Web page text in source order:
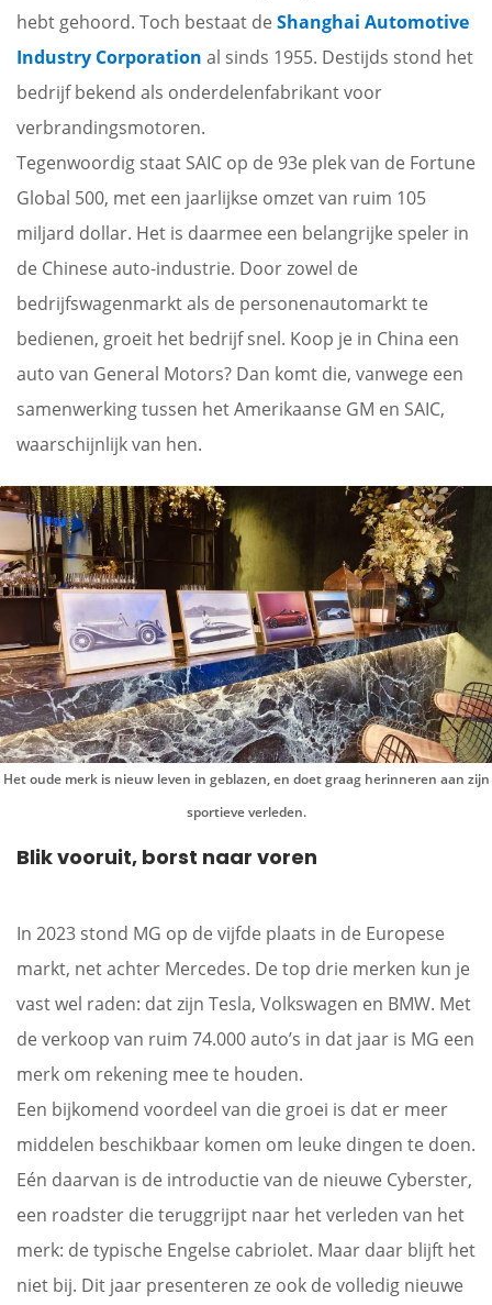
hebt gehoord. Toch bestaat de Shanghai Automotive
Industry Corporation al sinds 1955. Destijds stond het
bedrijf bekend als onderdelenfabrikant voor
verbrandingsmotoren.
Tegenwoordig staat SAIC op de 93e plek van de Fortune
Global 500, met een jaarlijkse omzet van ruim 105
miljard dollar. Het is daarmee een belangrijke speler in
de Chinese auto-industrie. Door zowel de
bedrijfswagenmarkt als de personenautomarkt te
bedienen, groeit het bedrijf snel. Koop je in China een
auto van General Motors? Dan komt die, vanwege een
samenwerking tussen het Amerikaanse GM en SAIC,
waarschijnlijk van hen.
Het oude merk is nieuw leven in geblazen, en doet graag herinneren aan zijn
sportieve verleden.
Blik vooruit, borst naar voren
In 2023 stond MG op de vijfde plaats in de Europese
markt, net achter Mercedes. De top drie merken kun je
vast wel raden: dat zijn Tesla, Volkswagen en BMW. Met
de verkoop van ruim 74.000 auto’s in dat jaar is MG een
merk om rekening mee te houden.
Een bijkomend voordeel van die groei is dat er meer
middelen beschikbaar komen om leuke dingen te doen.
Eén daarvan is de introductie van de nieuwe Cyberster,
een roadster die teruggrijpt naar het verleden van het
merk: de typische Engelse cabriolet. Maar daar blijft het
niet bij. Dit jaar presenteren ze ook de volledig nieuwe